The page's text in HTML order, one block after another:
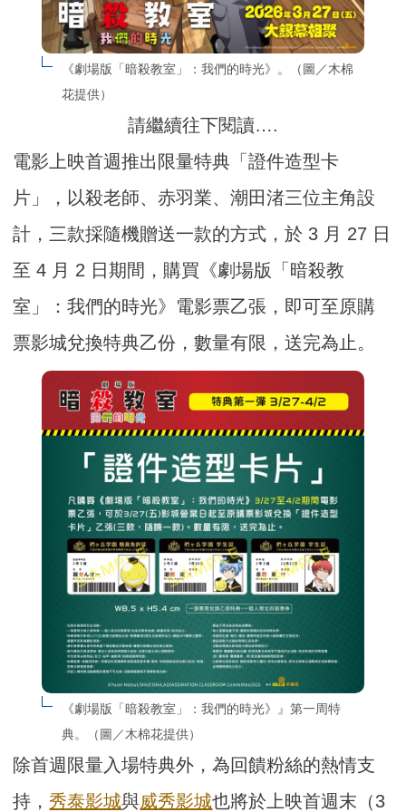
《劇場版「暗殺教室」：我們的時光》。（圖／木棉
花提供）
請繼續往下閱讀….
電影上映首週推出限量特典「證件造型卡
片」，以殺老師、赤羽業、潮田渚三位主角設
計，三款採隨機贈送一款的方式，於 3 月 27 日
至 4 月 2 日期間，購買《劇場版「暗殺教
室」：我們的時光》電影票乙張，即可至原購
票影城兌換特典乙份，數量有限，送完為止。
《劇場版「暗殺教室」：我們的時光》』第一周特
典。（圖／木棉花提供）
除首週限量入場特典外，為回饋粉絲的熱情支
持，秀泰影城與威秀影城也將於上映首週末（3